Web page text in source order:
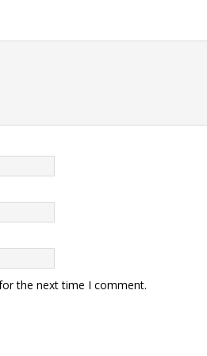
the next time I comment.